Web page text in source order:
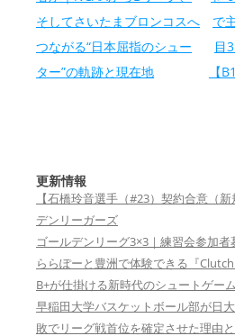
そしてさいたまブロンコスへ
つながる“日本屈指のシュー
ター”の軌跡と現在地
で
目
【
更新情報
【石橋玲音選手（#23）契約合意（
デンリーガーズ
ゴールデンリーグ3×3｜練習会参加
ららぽーと豊洲で体験できる『
B+が仕掛ける新時代のシュートゲー
早稲田大学バスケットボール部が日
敗でリーグ戦首位を確定させた理由